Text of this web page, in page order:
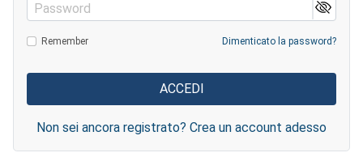
Password
Remember Dimenticato la password?
Non sei ancora registrato? Crea un account adesso